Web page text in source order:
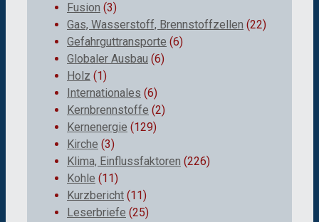
Fusion (3)
Gas, Wasserstoff, Brennstoffzellen (22)
Gefahrguttransporte (6)
Globaler Ausbau (6)
Holz (1)
Internationales (6)
Kernbrennstoffe (2)
Kernenergie (129)
Kirche (3)
Klima, Einflussfaktoren (226)
Kohle (11)
Kurzbericht (11)
Leserbriefe (25)